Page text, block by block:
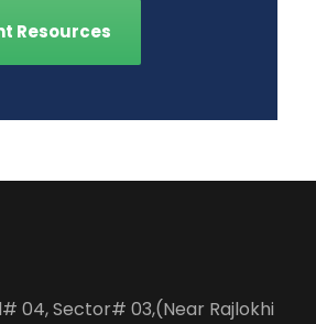
Resources
04, Sector# 03,(Near Rajlokhi